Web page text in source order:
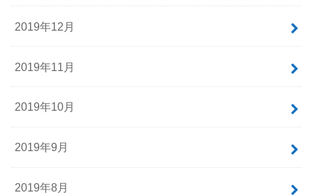
2019年12月
2019年11月
2019年10月
2019年9月
2019年8月